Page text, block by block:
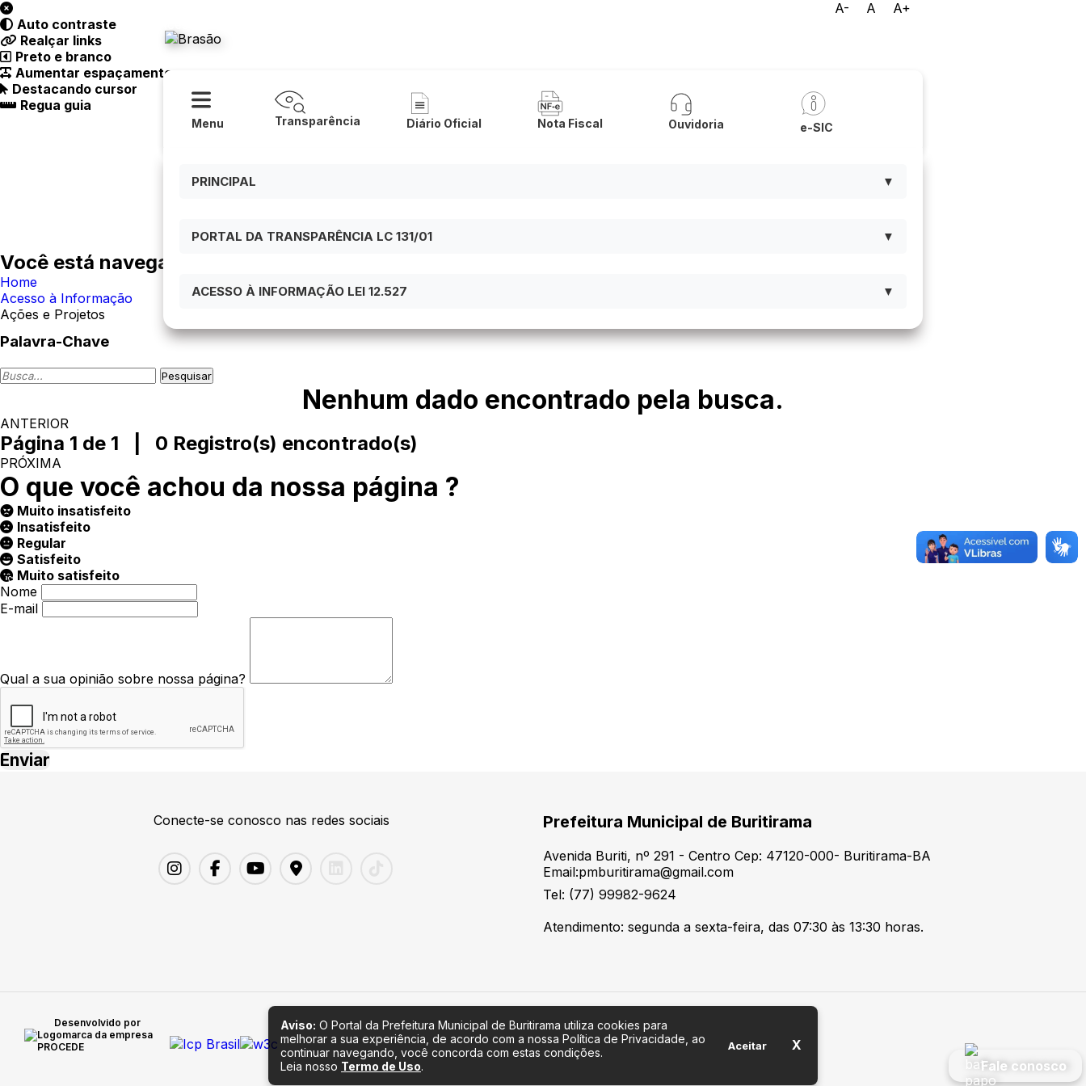
A- A
A+
Menu Transparência Diário Oficial Nota Fiscal Ouvidoria e-SIC
PRINCIPAL ▼
PORTAL DA TRANSPARÊNCIA LC 131/01 ▼
ACESSO À INFORMAÇÃO LEI 12.527 ▼
Auto contraste
Realçar links
Preto e branco
Aumentar espaçamento
Destacando cursor
Regua guia
Fale conosco
Você está navegando em:
Home
Acesso à Informação
Ações e Projetos
Palavra-Chave
Nenhum dado encontrado pela busca.
ANTERIOR
Página 1 de 1 | 0 Registro(s) encontrado(s)
PRÓXIMA
O que você achou da nossa página ?
Muito insatisfeito
Insatisfeito
Regular
Satisfeito
Muito satisfeito
Nome
E-mail
Qual a sua opinião sobre nossa página?
Conecte-se conosco nas redes sociais Prefeitura Municipal de Buritirama
Avenida Buriti, nº 291 - Centro Cep: 47120-000- Buritirama-BA
Email:pmburitirama@gmail.com
Tel: (77) 99982-9624
Atendimento: segunda a sexta-feira, das 07:30 às 13:30 horas.
Desenvolvido por Aviso: O Portal da Prefeitura Municipal de Buritirama utiliza cookies para
melhorar a sua experiência, de acordo com a nossa Política de Privacidade, ao
continuar navegando, você concorda com estas condições.
Leia nosso Termo de Uso.
Aceitar X